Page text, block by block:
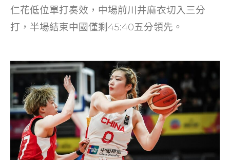
仁花低位單打奏效，中場前川井麻衣切入三分
打，半場結束中國僅剩45:40五分領先。